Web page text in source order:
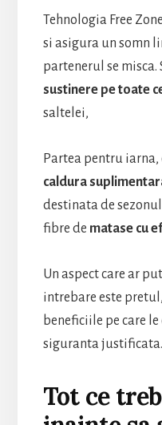
Tehnologia Free Zone
si asigura un somn
partenerul se misca.
sustinere pe toate
saltelei,
Partea pentru
caldura
destinata de
fibre de matase cu
Un aspect care ar
intrebare este
beneficiile pe care
siguranta justificata.
Tot ce